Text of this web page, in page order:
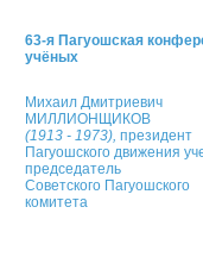
63-я Пагуошская
учёных
Михаил Дмитриевич
МИЛЛИОНЩИКОВ
(1913 - 1973), президент
Пагуошского движения
председатель
Советского Пагуошского
комитета